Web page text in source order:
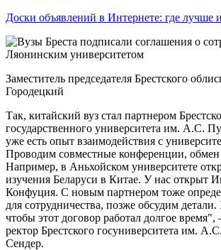
Доски объявлений в Интернете: где лучше
Заместитель председателя Брестского
Городецкий
Так, китайский вуз стал партнером
государственного университета им. А.С.
уже есть опыт взаимодействия с
Проводим совместные конференции, обмен
Например, в Аньхойском университете
изучения Беларуси в Китае. У нас открыт
Конфуция. С новым партнером тоже
для сотрудничества, позже обсудим
чтобы этот договор работал долгое
ректор Брестского госуниверситета им.
Сендер.